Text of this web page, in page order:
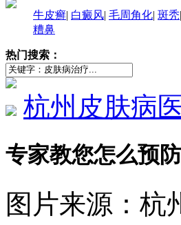
牛皮癣| 白癜风| 毛周角化| 斑秃|
糟鼻
热门搜索：
杭州皮肤病
专家教您怎么预
图片来源：杭